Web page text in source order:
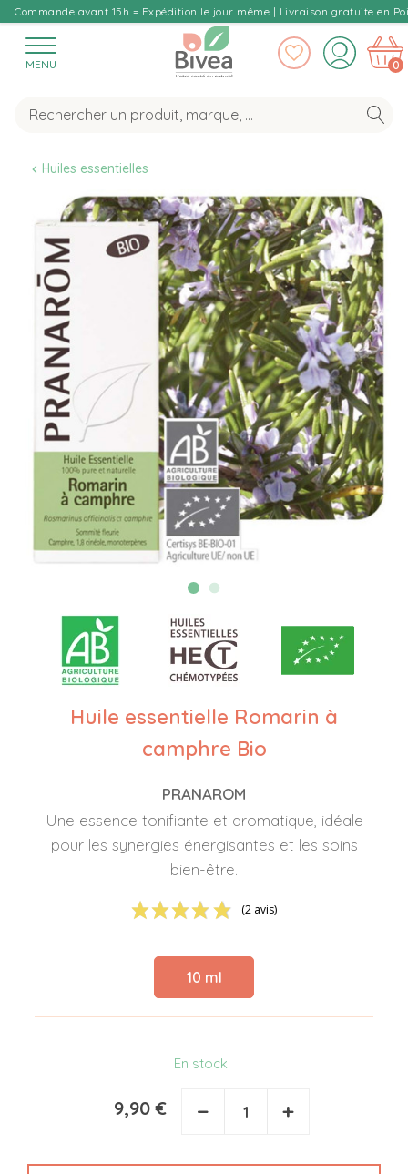
Commande avant 15h = Expédition le jour même | Livraison gratuite en
MENU 0
Huiles essentielles
Huile essentielle Romarin à
camphre Bio
PRANAROM
Une essence tonifiante et aromatique, idéale
pour les synergies énergisantes et les soins
bien-être.
(2 avis)
10 ml
En stock
9,90 € − +